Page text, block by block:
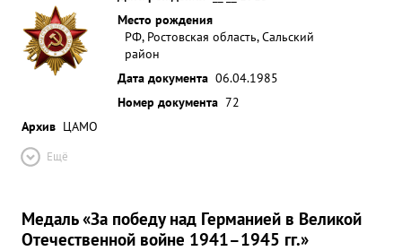
Место рождения
РФ, Ростовская область, Сальский
район
Дата документа 06.04.1985
Номер документа 72
Архив ЦАМО
Ещё
Медаль «За победу над Германией в Великой
Отечественной войне 1941–1945 гг.»